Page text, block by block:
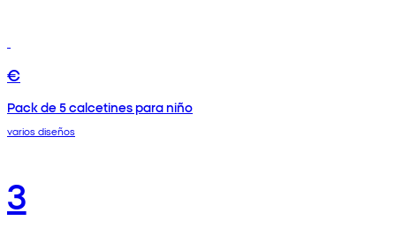
€
Pack de 5 calcetines para niño
varios diseños
3